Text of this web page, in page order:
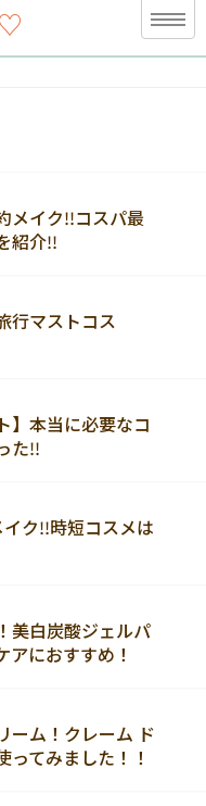
メイク!!コスパ最
紹介!!
行マストコス
】本当に必要なコ
た!!
イク!!時短コスメは
美白炭酸ジェルパ
アにおすすめ！
ーム！クレーム ド
ってみました！！